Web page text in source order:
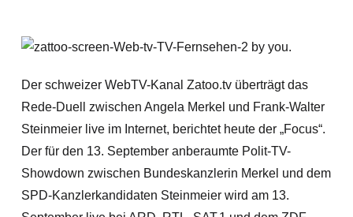
Der schweizer WebTV-Kanal Zatoo.tv überträgt das
Rede-Duell zwischen Angela Merkel und Frank-Walter
Steinmeier live im Internet, berichtet heute der „Focus“.
Der für den 13. September anberaumte Polit-TV-
Showdown zwischen Bundeskanzlerin Merkel und dem
SPD-Kanzlerkandidaten Steinmeier wird am 13.